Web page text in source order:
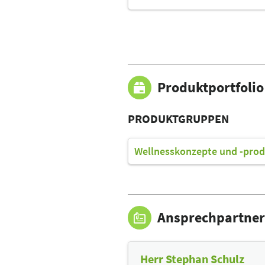
Produktportfolio
PRODUKTGRUPPEN
Wellnesskonzepte und -
Ansprechpartner
Herr Stephan Schulz